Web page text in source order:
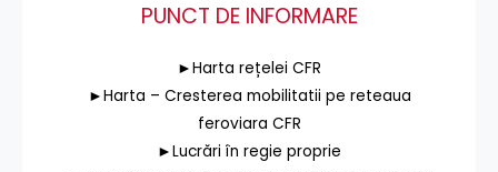
PUNCT DE INFORMARE
►Harta rețelei CFR
►Harta – Cresterea mobilitatii pe reteaua
feroviara CFR
►Lucrări în regie proprie